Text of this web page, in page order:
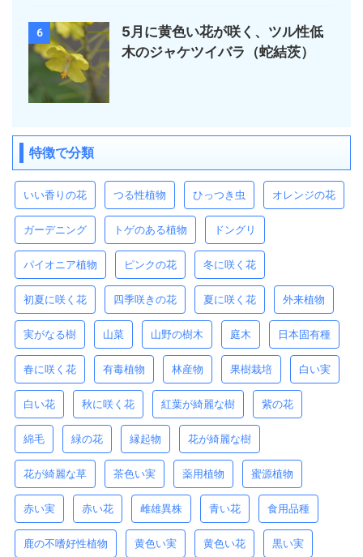
6
5月に黄色い花が咲く、ツル性低
木のジャケツイバラ（蛇結茨）
特徴で分類
いい香りの花 つる性植物 ひっつき虫 オレンジの花
ガーデニング トゲのある植物 ドングリ
パイオニア植物 ピンクの花 冬に咲く花
初夏に咲く花 四季咲きの花 夏に咲く花 外来植物
実がなる樹 山菜 山野の樹木 庭木 日本固有種
春に咲く花 有毒植物 林産物 果樹栽培 白い実
白い花 秋に咲く花 紅葉が綺麗な樹 紫の花
綿毛 緑の花 縁起物 花が綺麗な樹
花が綺麗な草 茶色い実 薬用植物 蜜源植物
赤い実 赤い花 雌雄異株 青い花 食用品種
鹿の不嗜好性植物 黄色い実 黄色い花 黒い実